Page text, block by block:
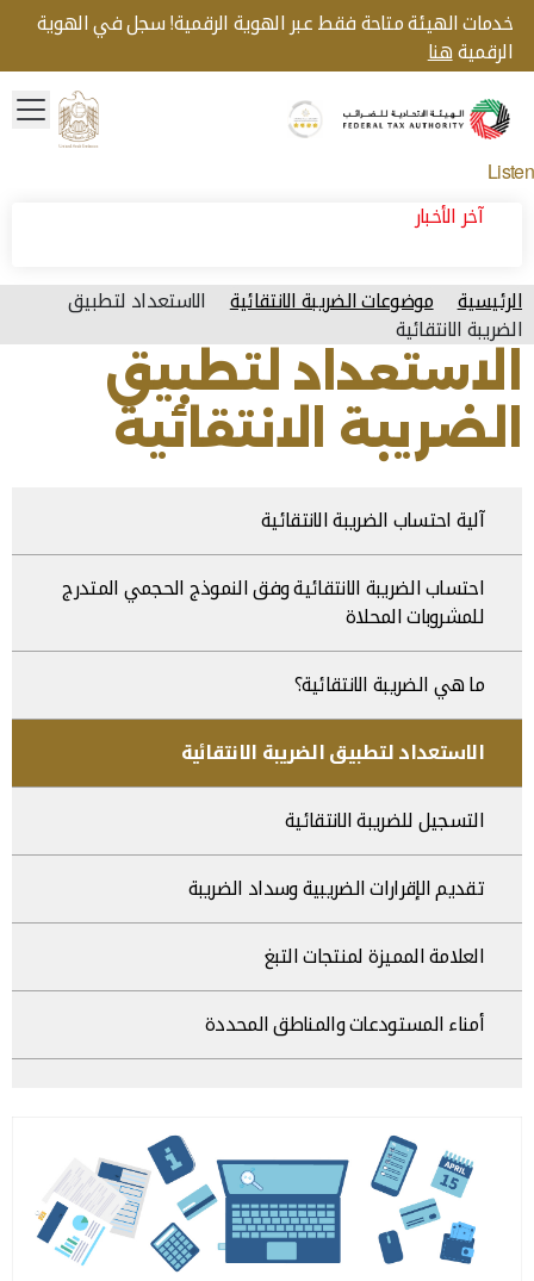
خدمات الهيئة متاحة فقط عبر الهوية الرقمية! سجل في الهوية
الرقميةهنا
Logo
Gold star Logo
Listen
آخر الأخبار
الرئيسية موضوعات الضريبة الانتقائية الاستعداد لتطبيق
الضريبة الانتقائية
الاستعداد لتطبيق
الضريبة الانتقائية
آلية احتساب الضريبة الانتقائية
احتساب الضريبة الانتقائية وفق النموذج الحجمي المتدرج
للمشروبات المحلاة
ما هي الضريبة الانتقائية؟
الاستعداد لتطبيق الضريبة الانتقائية
التسجيل للضريبة الانتقائية
تقديم الإقرارات الضريبية وسداد الضريبة
العلامة المميزة لمنتجات التبغ
أمناء المستودعات والمناطق المحددة